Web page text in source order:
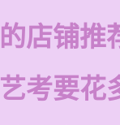
店铺推
考要花